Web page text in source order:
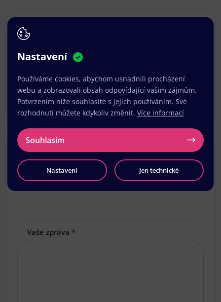
Stali jste se obětí podvodu, nebo si nejste jisti
pravostí e-mailu? Napište nám. Náš tým zprávu
zdarma prověřía poradí vám, jak dál postupovat.
Nenechte podvodníky vyhrát.
Vaše jméno
Vaše zpráva *
Nastavení
Používáme cookies, abychom usnadnili procházení
webu a zobrazovali obsah odpovídající vašim zájmům.
Potvrzením níže souhlasíte s jejich používáním. Své
rozhodnutí můžete kdykoliv změnit. Více informací
Souhlasím
Nastavení Jen technické